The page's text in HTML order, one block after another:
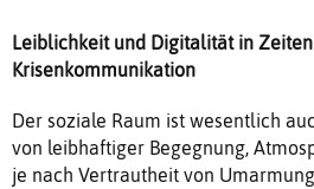
Leiblichkeit und Digitalität in
Krisenkommunikation
Der soziale Raum ist wesentlich
von leibhaftiger Begegnung,
je nach Vertrautheit von